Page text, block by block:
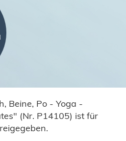
Beine, Po - Yoga -
(Nr. P14105) ist für